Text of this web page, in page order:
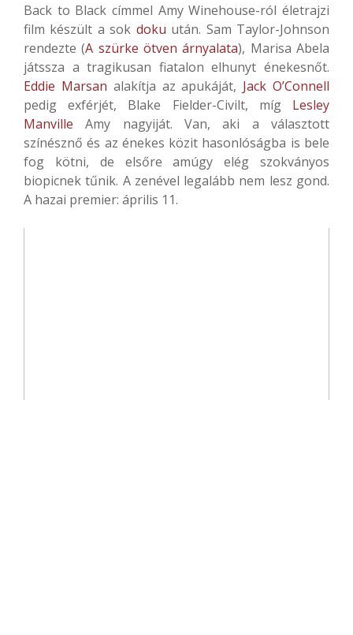
Back to Black címmel Amy Winehouse-ról életrajzi
film készült a sok doku után. Sam Taylor-Johnson
rendezte (A szürke ötven árnyalata), Marisa Abela
játssza a tragikusan fiatalon elhunyt énekesnőt.
Eddie Marsan alakítja az apukáját, Jack O’Connell
pedig exférjét, Blake Fielder-Civilt, míg Lesley
Manville Amy nagyiját. Van, aki a választott
színésznő és az énekes közit hasonlóságba is bele
fog kötni, de elsőre amúgy elég szokványos
biopicnek tűnik. A zenével legalább nem lesz gond.
A hazai premier: április 11.